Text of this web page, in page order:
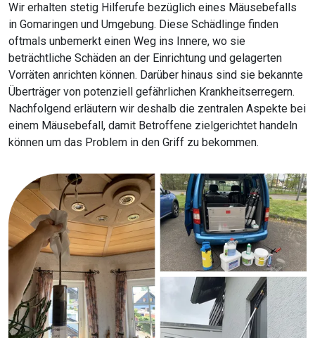
Wir erhalten stetig Hilferufe bezüglich eines Mäusebefalls
in Gomaringen und Umgebung. Diese Schädlinge finden
oftmals unbemerkt einen Weg ins Innere, wo sie
beträchtliche Schäden an der Einrichtung und gelagerten
Vorräten anrichten können. Darüber hinaus sind sie bekannte
Überträger von potenziell gefährlichen Krankheitserregern.
Nachfolgend erläutern wir deshalb die zentralen Aspekte bei
einem Mäusebefall, damit Betroffene zielgerichtet handeln
können um das Problem in den Griff zu bekommen.